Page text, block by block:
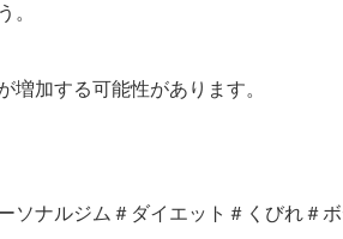
。
増加する可能性があります。
ソナルジム＃ダイエット＃くびれ＃